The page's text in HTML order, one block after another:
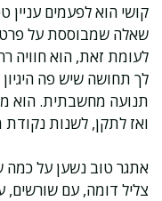
קושי הוא לפעמים עניין
שאלה שמבוססת על פרט
לעומת זאת, הוא חוויה
לך תחושה שיש פה
תנועה מחשבתית. הוא
ואז לתקן, לשנות
אתגר טוב נשען על כמה
צליל דומה, עם